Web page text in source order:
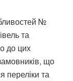
№
та
до цих
що
переліки та